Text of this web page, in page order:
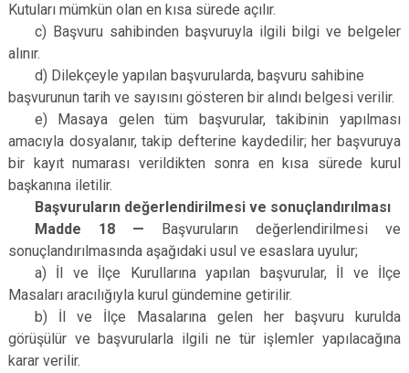
Kutuları mümkün olan en kısa sürede açılır.
c) Başvuru sahibinden başvuruyla ilgili bilgi ve belgeler
alınır.
d) Dilekçeyle yapılan başvurularda, başvuru sahibine
başvurunun tarih ve sayısını gösteren bir alındı belgesi verilir.
e) Masaya gelen tüm başvurular, takibinin yapılması
amacıyla dosyalanır, takip defterine kaydedilir; her başvuruya
bir kayıt numarası verildikten sonra en kısa sürede kurul
başkanına iletilir.
Başvuruların değerlendirilmesi ve sonuçlandırılması
Madde 18 — Başvuruların değerlendirilmesi ve
sonuçlandırılmasında aşağıdaki usul ve esaslara uyulur;
a) İl ve İlçe Kurullarına yapılan başvurular, İl ve İlçe
Masaları aracılığıyla kurul gündemine getirilir.
b) İl ve İlçe Masalarına gelen her başvuru kurulda
görüşülür ve başvurularla ilgili ne tür işlemler yapılacağına
karar verilir.